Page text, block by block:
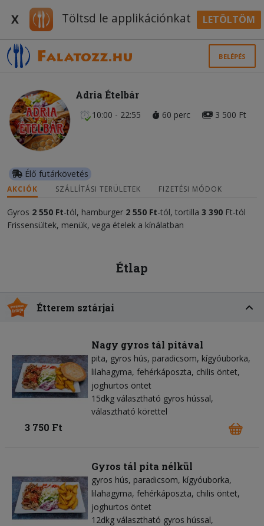
X Töltsd le applikációnkat LETÖLTÖM
BELÉPÉS
Adria Ételbár
10:00 - 22:55 60 perc 3 500 Ft
Élő futárkövetés
AKCIÓK SZÁLLÍTÁSI TERÜLETEK FIZETÉSI MÓDOK
Gyros 2 550 Ft-tól, hamburger 2 550 Ft-tól, tortilla 3 390 Ft-tól
Frissensültek, menük, vega ételek a kínálatban
Étlap
Étterem sztárjai
Nagy gyros tál pitával
pita gyros hús paradicsom kígyóuborka
lilahagyma fehérkáposzta chilis öntet
joghurtos öntet
15dkg választható gyros hússal,
választható körettel
3 750 Ft
Gyros tál pita nélkül
gyros hús paradicsom kígyóuborka
lilahagyma fehérkáposzta chilis öntet
joghurtos öntet
12dkg választható gyros hússal,